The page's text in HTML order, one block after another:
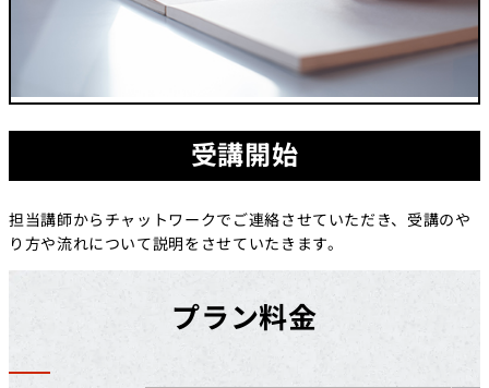
受講開始
担当講師からチャットワークでご連絡させていただき、受講のや
り方や流れについて説明をさせていたきます。
プラン料金